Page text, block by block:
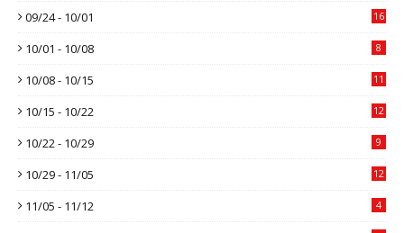
09/24 - 10/01 16
10/01 - 10/08 8
10/08 - 10/15 11
10/15 - 10/22 12
10/22 - 10/29 9
10/29 - 11/05 12
11/05 - 11/12 4